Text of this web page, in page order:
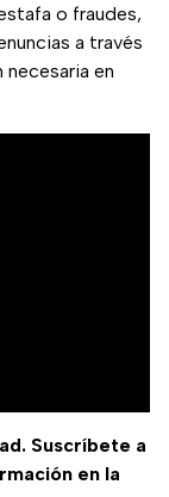
o fraudes,
a través
necesaria en
Suscríbete a
en la